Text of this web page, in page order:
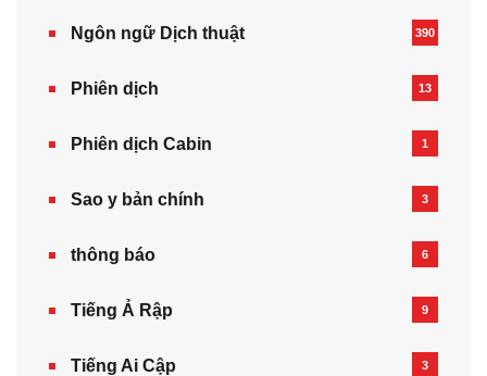
Ngôn ngữ Dịch thuật 390
Phiên dịch 13
Phiên dịch Cabin 1
Sao y bản chính 3
thông báo 6
Tiếng Ả Rập 9
Tiếng Ai Cập 3